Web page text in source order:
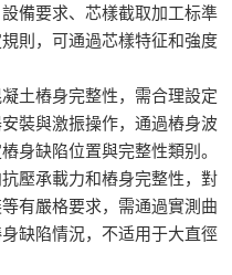
備要求、芯樣截取加工标準
則，可通過芯樣特征和強度
土樁身完整性，需合理設定
裝與激振操作，通過樁身波
身缺陷位置與完整性類别。
壓承載力和樁身完整性，對
有嚴格要求，需通過實測曲
缺陷情況，不适用于大直徑